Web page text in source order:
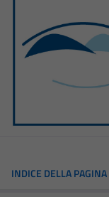
INDICE DELLA PAGINA